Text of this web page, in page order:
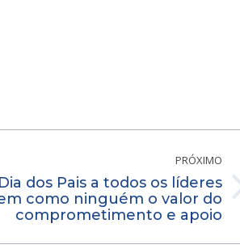
PRÓXIMO
dos Pais a todos os líderes
como ninguém o valor do
comprometimento e apoio